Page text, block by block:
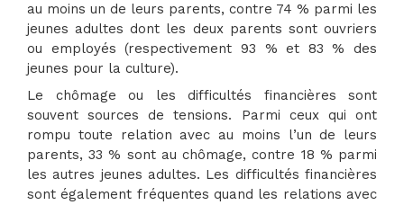
au moins un de leurs parents, contre 74 % parmi les
jeunes adultes dont les deux parents sont ouvriers
ou employés (respectivement 93 % et 83 % des
jeunes pour la culture).
Le chômage ou les difficultés financières sont
souvent sources de tensions. Parmi ceux qui ont
rompu toute relation avec au moins l’un de leurs
parents, 33 % sont au chômage, contre 18 % parmi
les autres jeunes adultes. Les difficultés financières
sont également fréquentes quand les relations avec